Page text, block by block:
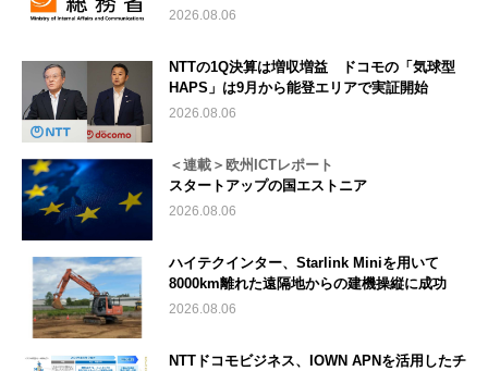
2026.08.06
NTTの1Q決算は増収増益 ドコモの「気球型
HAPS」は9月から能登エリアで実証開始
2026.08.06
＜連載＞欧州ICTレポート
スタートアップの国エストニア
2026.08.06
ハイテクインター、Starlink Miniを用いて
8000km離れた遠隔地からの建機操縦に成功
2026.08.06
NTTドコモビジネス、IOWN APNを活用したチ